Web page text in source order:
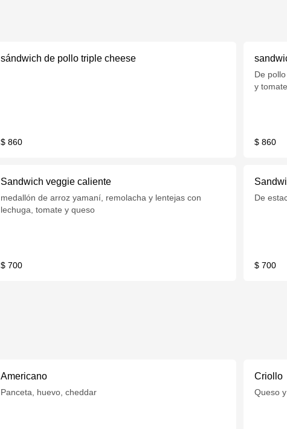
sándwich de pollo triple cheese
$ 860
De
y tomate.
$ 860
Sandwich veggie caliente
medallón de arroz yamaní, remolacha y lentejas con
lechuga, tomate y queso
$ 700
De
$ 700
Americano
Panceta, huevo, cheddar
Criollo
Queso